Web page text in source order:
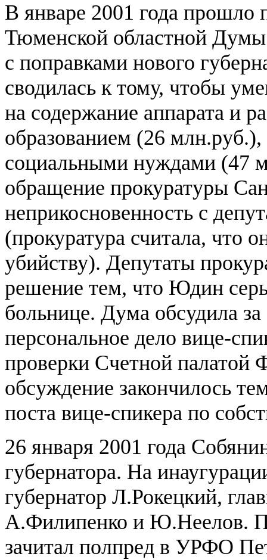
В январе 2001 года прошло
Тюменской областной
с поправками нового
сводилась к тому, чтобы
на содержание аппарата и
образованием (26
социальными нуждами (47
обращение прокуратуры
неприкосновенность с
(прокуратура считала, что
убийству). Депутаты
решение тем, что Юдин
больнице. Дума обсудила
персональное дело вице-
проверки Счетной палатой
обсуждение закончилось
поста вице-спикера по
26 января 2001 года
губернатора. На
губернатор Л.Рокецкий,
А.Филипенко и Ю.Неелов.
зачитал полпред в УРФО